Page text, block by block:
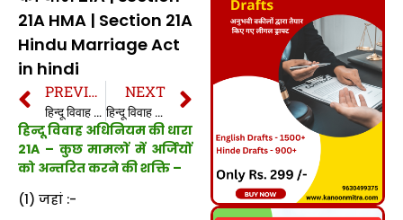
21A HMA | Section 21A
Hindu Marriage Act
in hindi
PREVIOUS
हिन्दू विवाह अधिनियम की धारा 21 | section 21 HMA | Section 21 Hindu Marriage Act in hindi
NEXT
हिन्दू विवाह अधिनियम की धारा 21B | section 21B HMA | Section 21B Hindu Marriage Act in hindi
हिन्दू विवाह अधिनियम की धारा
21A – कुछ मामलों में अर्जियों
को अन्तरित करने की शक्ति –
(1) जहां :-